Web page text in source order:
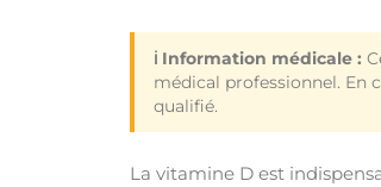
ℹ️ Information médicale :
médical professionnel. En
qualifié.
La vitamine D est